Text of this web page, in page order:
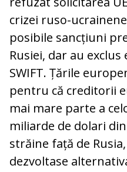
crizei ruso-
posibile sancțiuni
Rusiei, dar au
SWIFT. Țările
pentru că creditorii
mai mare parte a
miliarde de dolari
străine față de
dezvoltase